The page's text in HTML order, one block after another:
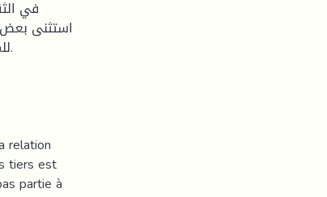
في
استثنى
relation
tiers est
partie à